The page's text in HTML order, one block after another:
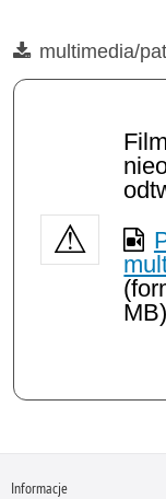
Film
multimedia/
Opis filmu:
MB)
Informacje